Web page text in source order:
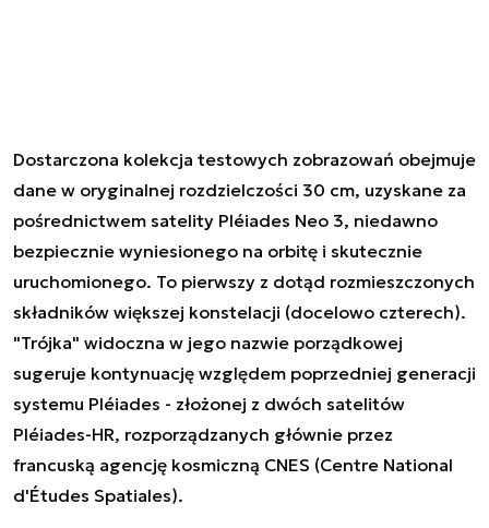
Dostarczona kolekcja testowych zobrazowań obejmuje
dane w oryginalnej rozdzielczości 30 cm, uzyskane za
pośrednictwem satelity Pléiades Neo 3, niedawno
bezpiecznie wyniesionego na orbitę i skutecznie
uruchomionego. To pierwszy z dotąd rozmieszczonych
składników większej konstelacji (docelowo czterech).
"Trójka" widoczna w jego nazwie porządkowej
sugeruje kontynuację względem poprzedniej generacji
systemu Pléiades - złożonej z dwóch satelitów
Pléiades-HR, rozporządzanych głównie przez
francuską agencję kosmiczną CNES (Centre National
d'Études Spatiales).